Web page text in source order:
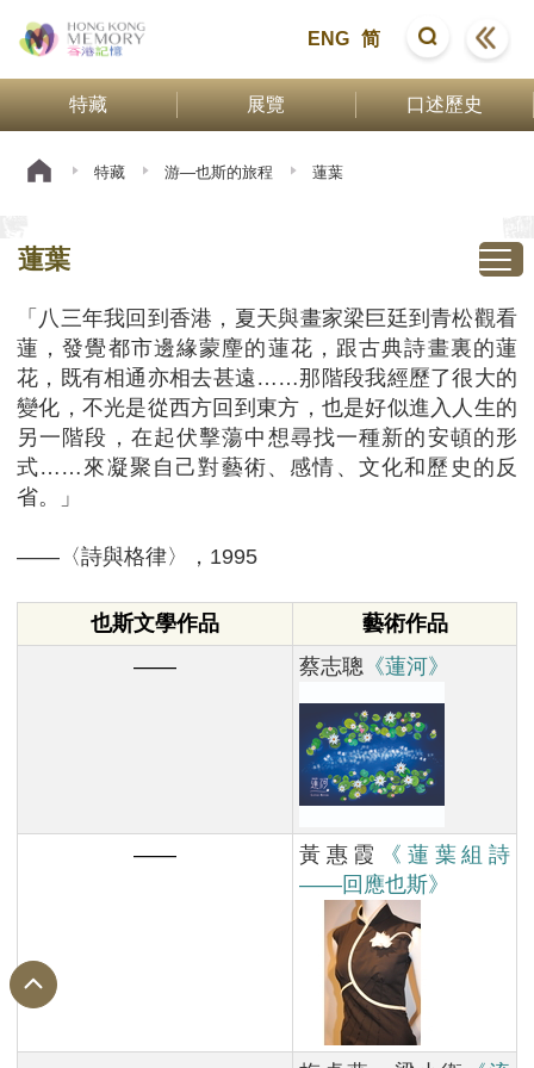
ENG 简
特藏 展覽 口述歷史
特藏 游—也斯的旅程 蓮葉
蓮葉
「八三年我回到香港，夏天與畫家梁巨廷到青松觀看
蓮，發覺都市邊緣蒙麈的蓮花，跟古典詩畫裏的蓮
花，既有相通亦相去甚遠……那階段我經歷了很大的
變化，不光是從西方回到東方，也是好似進入人生的
另一階段，在起伏擊蕩中想尋找一種新的安頓的形
式……來凝聚自己對藝術、感情、文化和歷史的反
省。」
——〈詩與格律〉，1995
也斯文學作品
藝術作品
——
蔡志聰 《蓮河》
—— 黃惠霞
《蓮葉組詩
——回應也斯》